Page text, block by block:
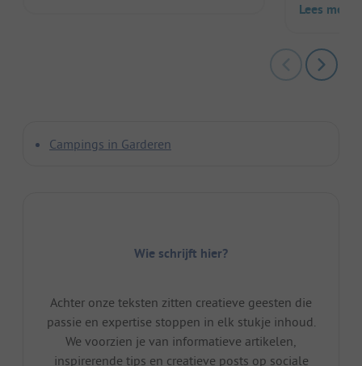
Lees meer
Campings in Garderen
Wie schrijft hier?
Achter onze teksten zitten creatieve geesten die
passie en expertise stoppen in elk stukje inhoud.
We voorzien je van informatieve artikelen,
inspirerende tips en creatieve posts op sociale